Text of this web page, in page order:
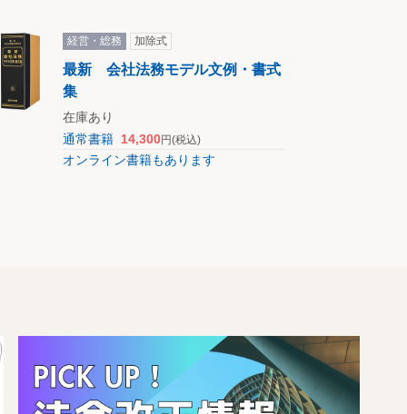
経営・総務 加除式
最新 会社法務モデル文例・書式
集
在庫あり
通常書籍 14,300円(税込)
オンライン書籍もあります